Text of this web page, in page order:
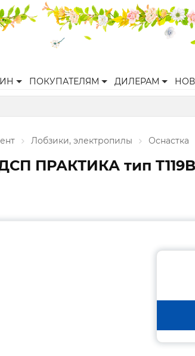
ПОКУПАТЕЛЯМ ДИЛЕРАМ
Лобзики, электропилы Оснастка
ПРАКТИКА тип